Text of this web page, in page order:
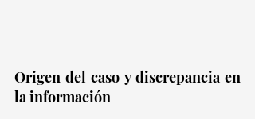
Origen del caso y discrepancia en
la información